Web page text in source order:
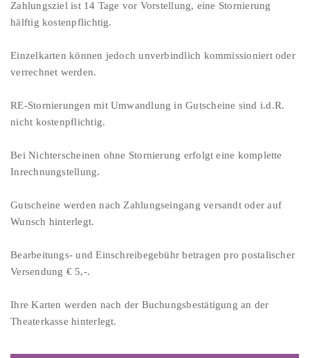
Zahlungsziel ist 14 Tage vor Vorstellung, eine Stornierung
hälftig kostenpflichtig.
Einzelkarten können jedoch unverbindlich kommissioniert oder
verrechnet werden.
RE-Stornierungen mit Umwandlung in Gutscheine sind i.d.R.
nicht kostenpflichtig.
Bei Nichterscheinen ohne Stornierung erfolgt eine komplette
Inrechnungstellung.
Gutscheine werden nach Zahlungseingang versandt oder auf
Wunsch hinterlegt.
Bearbeitungs- und Einschreibegebühr betragen pro postalischer
Versendung € 5,-.
Ihre Karten werden nach der Buchungsbestätigung an der
Theaterkasse hinterlegt.